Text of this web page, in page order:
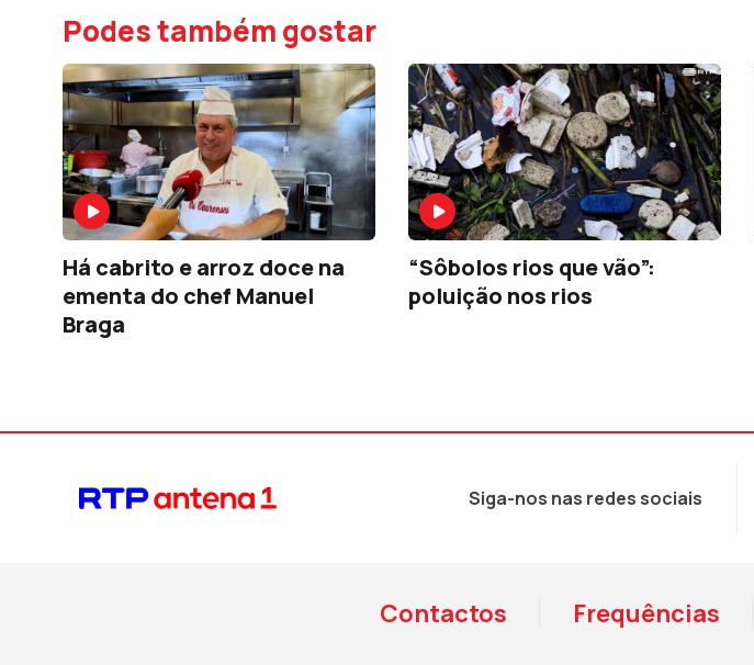
Podes também gostar
Há cabrito e arroz doce na
ementa do chef Manuel
Braga
“Sôbolos rios que vão”:
poluição nos rios
Siga-nos nas redes sociais
Contactos Frequências